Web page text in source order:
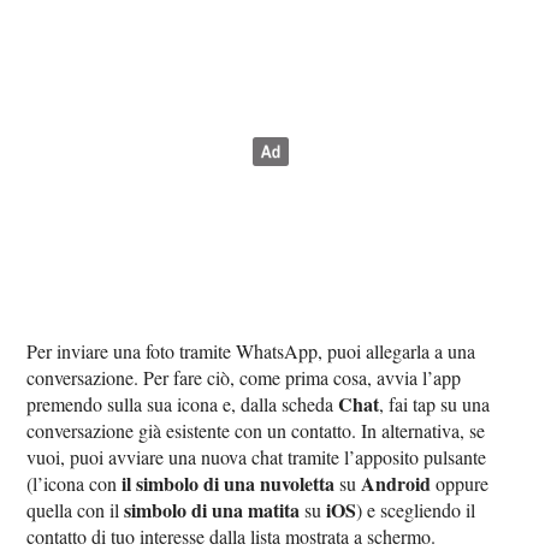
Per inviare una foto tramite WhatsApp, puoi allegarla a una
conversazione. Per fare ciò, come prima cosa, avvia l’app
premendo sulla sua icona e, dalla schedaChat, fai tap su una
conversazione già esistente con un contatto. In alternativa, se
vuoi, puoi avviare una nuova chat tramite l’apposito pulsante
(l’icona conil simbolo di una nuvolettasu Androidoppure
quella con ilsimbolo di una matitasuiOS) e scegliendo il
contatto di tuo interesse dalla lista mostrata a schermo.